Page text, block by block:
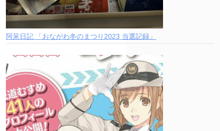
阿呆日記 「おながわ冬のまつり2023 当選記録」